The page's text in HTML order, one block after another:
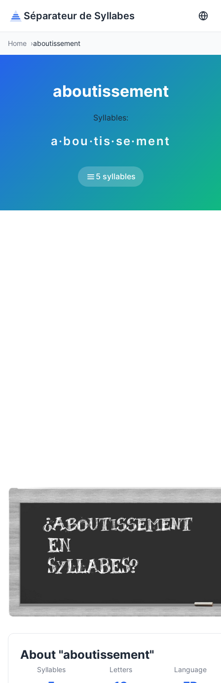
Séparateur de Syllabes
Home aboutissement
aboutissement
Syllables:
a·bou·tis·se·ment
5 syllables
About "aboutissement"
Syllables Letters Language